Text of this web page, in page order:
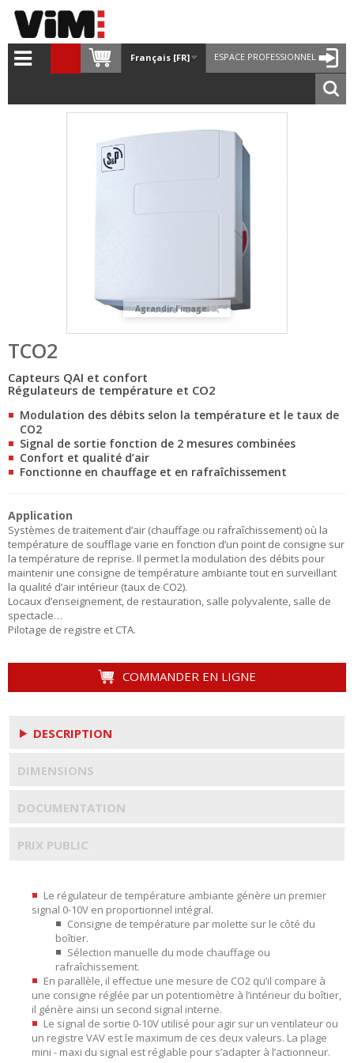
ESPACE PROFESSIONNEL
Français [FR]
Agrandir l'image
TCO2
Capteurs QAI et confort
Régulateurs de température et CO2
Modulation des débits selon la température et le taux de
CO2
Signal de sortie fonction de 2 mesures combinées
Confort et qualité d’air
Fonctionne en chauffage et en rafraîchissement
Application
Systèmes de traitement d’air (chauffage ou rafraîchissement) où la
température de soufflage varie en fonction d’un point de consigne sur
la température de reprise. Il permet la modulation des débits pour
maintenir une consigne de température ambiante tout en surveillant
la qualité d’air intérieur (taux de CO2).
Locaux d’enseignement, de restauration, salle polyvalente, salle de
spectacle…
Pilotage de registre et CTA.
COMMANDER EN LIGNE
DESCRIPTION
DIMENSIONS
DOCUMENTATION
PRIX PUBLIC
Le régulateur de température ambiante génère un premier
signal 0-10V en proportionnel intégral.
Consigne de température par molette sur le côté du
boîtier.
Sélection manuelle du mode chauffage ou
rafraîchissement.
En parallèle, il effectue une mesure de CO2 qu’il compare à
une consigne réglée par un potentiomètre à l’intérieur du boîtier,
il génère ainsi un second signal interne.
Le signal de sortie 0-10V utilisé pour agir sur un ventilateur ou
un registre VAV est le maximum de ces deux valeurs. La plage
mini - maxi du signal est réglable pour s’adapter à l’actionneur.